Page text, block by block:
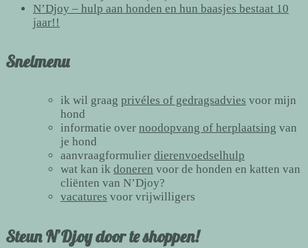
N’Djoy – hulp aan honden en hun baasjes bestaat 10
jaar!!
Snelmenu
ik wil graag privéles of gedragsadvies voor mijn
hond
informatie over noodopvang of herplaatsing van
je hond
aanvraagformulier dierenvoedselhulp
wat kan ik doneren voor de honden en katten van
cliënten van N’Djoy?
vacatures voor vrijwilligers
Steun N’Djoy door te shoppen!